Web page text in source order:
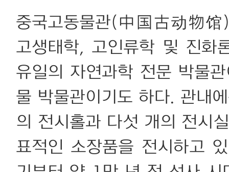
중국고동물관(中国古动物
고생태학, 고인류학 및 진화
유일의 자연과학 전문 박물
물 박물관이기도 하다. 관내
의 전시홀과 다섯 개의 전시
표적인 소장품을 전시하고